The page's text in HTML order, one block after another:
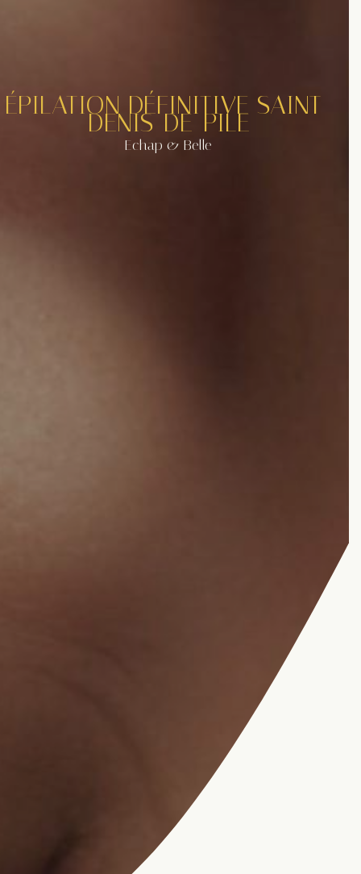
ÉPILATION DÉFINITIVE SAINT-
DENIS-DE-PILE
Echap & Belle